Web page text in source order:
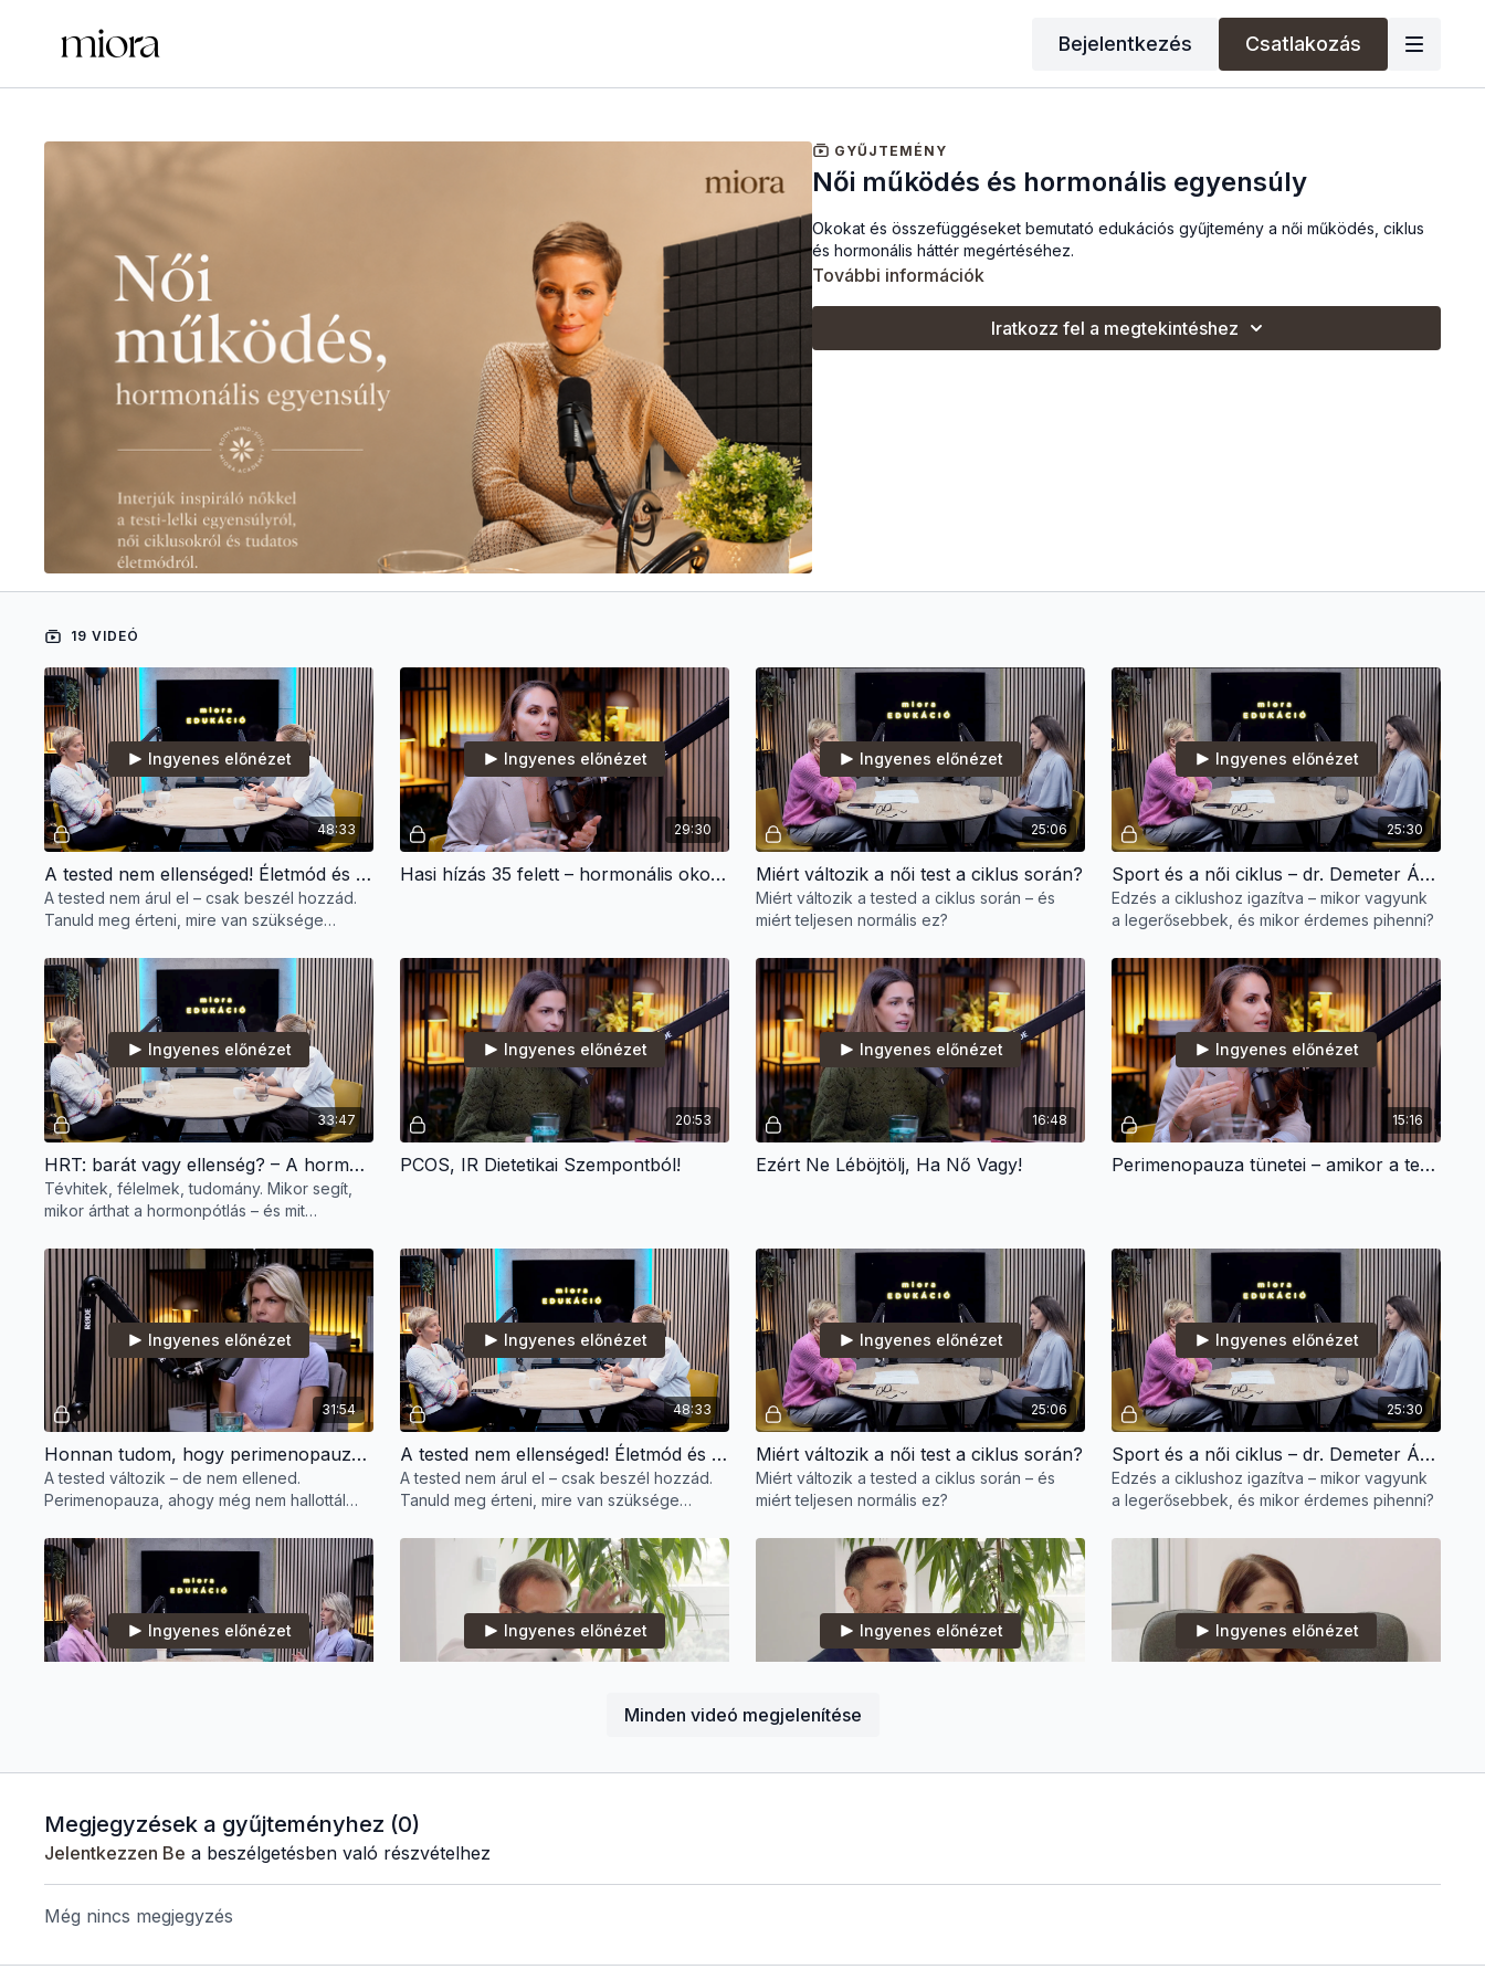
Bejelentkezés Csatlakozás
GYŰJTEMÉNY
Női működés és hormonális egyensúly
Okokat és összefüggéseket bemutató edukációs gyűjtemény a női működés, ciklus
és hormonális háttér megértéséhez.
További információk
Iratkozz fel a megtekintéshez
19 VIDEÓ
Minden videó megjelenítése
48:33
Ingyenes előnézet
A tested nem ellenséged! Életmód és táplálkozás a hormonális egyensúlyért!
A tested nem árul el – csak beszél hozzád.
Tanuld meg érteni, mire van szüksége
29:30
Ingyenes előnézet
Hasi hízás 35 felett – hormonális okok és megoldások | Dr. Sipos Andrea
25:06
Ingyenes előnézet
Miért változik a női test a ciklus során?
Miért változik a tested a ciklus során – és
miért teljesen normális ez?
25:30
Ingyenes előnézet
Sport és a női ciklus – dr. Demeter Ágotával
Edzés a ciklushoz igazítva – mikor vagyunk
a legerősebbek, és mikor érdemes pihenni?
33:47
Ingyenes előnézet
HRT: barát vagy ellenség? – A hormonpótlás igazsága perimenopauzában!
Tévhitek, félelmek, tudomány. Mikor segít,
mikor árthat a hormonpótlás – és mit
20:53
Ingyenes előnézet
PCOS, IR Dietetikai Szempontból!
16:48
Ingyenes előnézet
Ezért Ne Léböjtölj, Ha Nő Vagy!
15:16
Ingyenes előnézet
Perimenopauza tünetei – amikor a tested jelez | Dr. Sipos Andrea
31:54
Ingyenes előnézet
Honnan tudom, hogy perimenopauzában vagyok? – Dr. Krauth Barbara nőgyógyásszal.
A tested változik – de nem ellened.
Perimenopauza, ahogy még nem hallottál
48:33
Ingyenes előnézet
A tested nem ellenséged! Életmód és táplálkozás a hormonális egyensúlyért!
A tested nem árul el – csak beszél hozzád.
Tanuld meg érteni, mire van szüksége
25:06
Ingyenes előnézet
Miért változik a női test a ciklus során?
Miért változik a tested a ciklus során – és
miért teljesen normális ez?
25:30
Ingyenes előnézet
Sport és a női ciklus – dr. Demeter Ágotával
Edzés a ciklushoz igazítva – mikor vagyunk
a legerősebbek, és mikor érdemes pihenni?
Ingyenes előnézet
Nem kell szenvedni a változókorban – így
Ingyenes előnézet
Mit árulnak el a várandósság alatti
laboreredmények és minden, amit a babád
egészségéről tudni érdemes.
Ingyenes előnézet
Mi állhat a sikertelen teherbeesés mögött?
Ingyenes előnézet
Mit tehetünk a szülési sérülések ellen?
Ingyenes előnézet
Megjegyzések a gyűjteményhez (0)
Jelentkezzen Be a beszélgetésben való részvételhez
Még nincs megjegyzés